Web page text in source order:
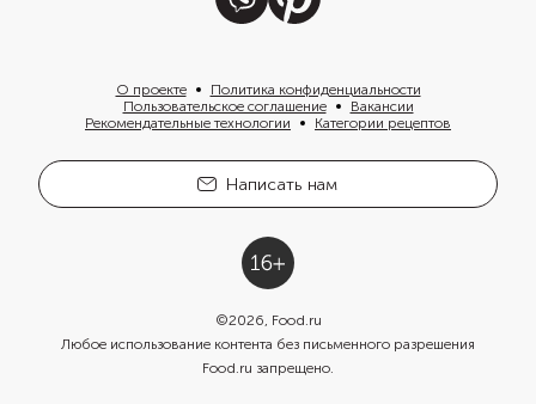
О проекте
Политика конфиденциальности
Пользовательское соглашение
Вакансии
Рекомендательные технологии
Категории рецептов
Написать нам
©2026, Food.ru
Любое использование контента без письменного разрешения
Food.ru запрещено.